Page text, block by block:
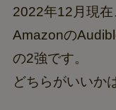
2022年12月現
Amazonの
の2強です。
どちらがいいか